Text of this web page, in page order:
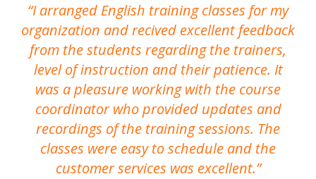
I arranged English training classes for my
organization and recived excellent feedback
from the students regarding the trainers,
level of instruction and their patience. It
was a pleasure working with the course
coordinator who provided updates and
recordings of the training sessions. The
classes were easy to schedule and the
customer services was excellent.